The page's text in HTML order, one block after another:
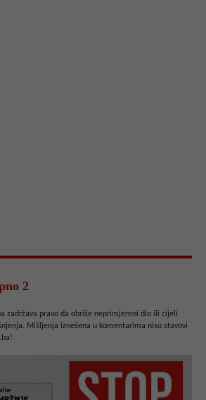
2
zadržava pravo da obriše neprimjereni dio ili cijeli
Mišljenja iznešena u komentarima nisu stavovi